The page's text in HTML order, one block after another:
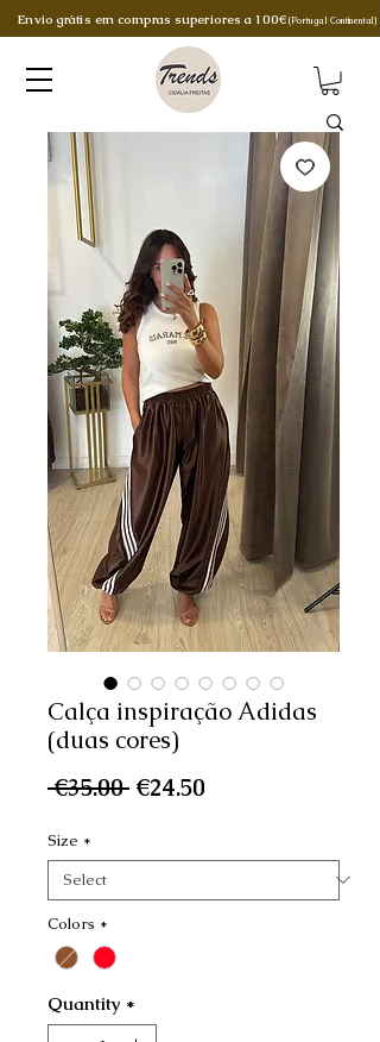
Envio grátis em compras superiores a 100€ (Portugal Continental)
Calça inspiração Adidas
(duas cores)
€35.00 Regular
€24.50
Size *
Colors *
Quantity *